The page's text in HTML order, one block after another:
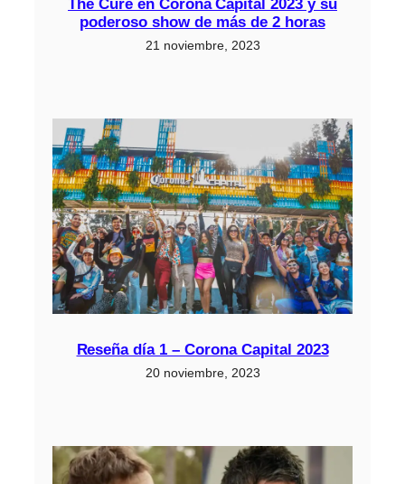
The Cure en Corona Capital 2023 y su
poderoso show de más de 2 horas
21 noviembre, 2023
Reseña día 1 – Corona Capital 2023
20 noviembre, 2023